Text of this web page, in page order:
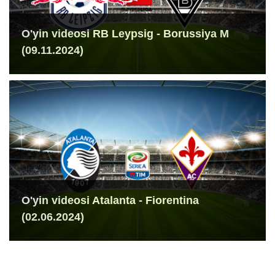
O'yin videosi RB Leypsig - Borussiya M
(09.11.2024)
O'yin videosi Atalanta - Fiorentina
(02.06.2024)